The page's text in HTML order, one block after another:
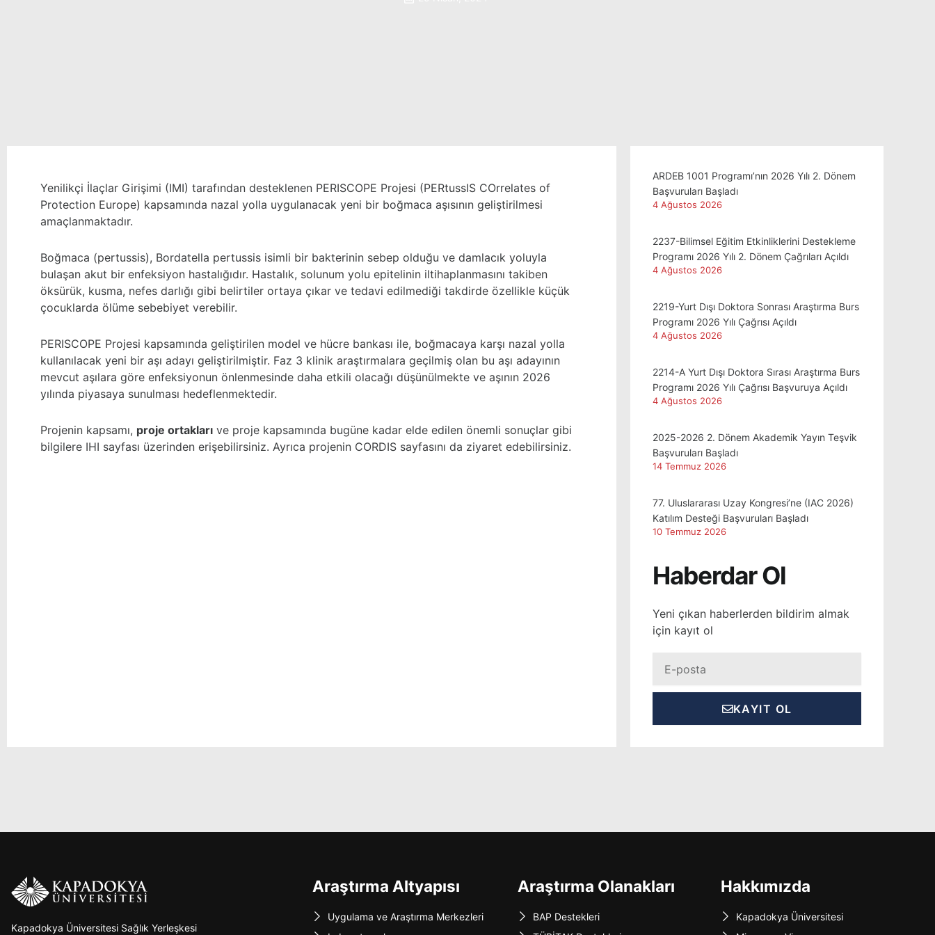
Yenilikçi İlaçlar Girişimi (IMI) tarafından desteklenen PERISCOPE Projesi (PERtussIS COrrelates of
Protection Europe) kapsamında nazal yolla uygulanacak yeni bir boğmaca aşısının geliştirilmesi
amaçlanmaktadır.
Boğmaca (pertussis), Bordatella pertussis isimli bir bakterinin sebep olduğu ve damlacık yoluyla
bulaşan akut bir enfeksiyon hastalığıdır. Hastalık, solunum yolu epitelinin iltihaplanmasını takiben
öksürük, kusma, nefes darlığı gibi belirtiler ortaya çıkar ve tedavi edilmediği takdirde özellikle küçük
çocuklarda ölüme sebebiyet verebilir.
PERISCOPE Projesi kapsamında geliştirilen model ve hücre bankası ile, boğmacaya karşı nazal yolla
kullanılacak yeni bir aşı adayı geliştirilmiştir. Faz 3 klinik araştırmalara geçilmiş olan bu aşı adayının
mevcut aşılara göre enfeksiyonun önlenmesinde daha etkili olacağı düşünülmekte ve aşının 2026
yılında piyasaya sunulması hedeflenmektedir.
Projenin kapsamı, proje ortakları ve proje kapsamında bugüne kadar elde edilen önemli sonuçlar gibi
bilgilere IHI sayfası üzerinden erişebilirsiniz. Ayrıca projenin CORDIS sayfasını da ziyaret edebilirsiniz.
ARDEB 1001 Programı’nın 2026 Yılı 2. Dönem
Başvuruları Başladı
4 Ağustos 2026
2237-Bilimsel Eğitim Etkinliklerini Destekleme
Programı 2026 Yılı 2. Dönem Çağrıları Açıldı
4 Ağustos 2026
2219-Yurt Dışı Doktora Sonrası Araştırma Burs
Programı 2026 Yılı Çağrısı Açıldı
4 Ağustos 2026
2214-A Yurt Dışı Doktora Sırası Araştırma Burs
Programı 2026 Yılı Çağrısı Başvuruya Açıldı
4 Ağustos 2026
2025-2026 2. Dönem Akademik Yayın Teşvik
Başvuruları Başladı
14 Temmuz 2026
77. Uluslararası Uzay Kongresi’ne (IAC 2026)
Katılım Desteği Başvuruları Başladı
10 Temmuz 2026
Haberdar Ol
Yeni çıkan haberlerden bildirim almak
için kayıt ol
KAYIT OL
Kapadokya Üniversitesi Sağlık Yerleşkesi
Araştırma Altyapısı
Uygulama ve Araştırma Merkezleri
Araştırma Olanakları
BAP Destekleri
Hakkımızda
Kapadokya Üniversitesi